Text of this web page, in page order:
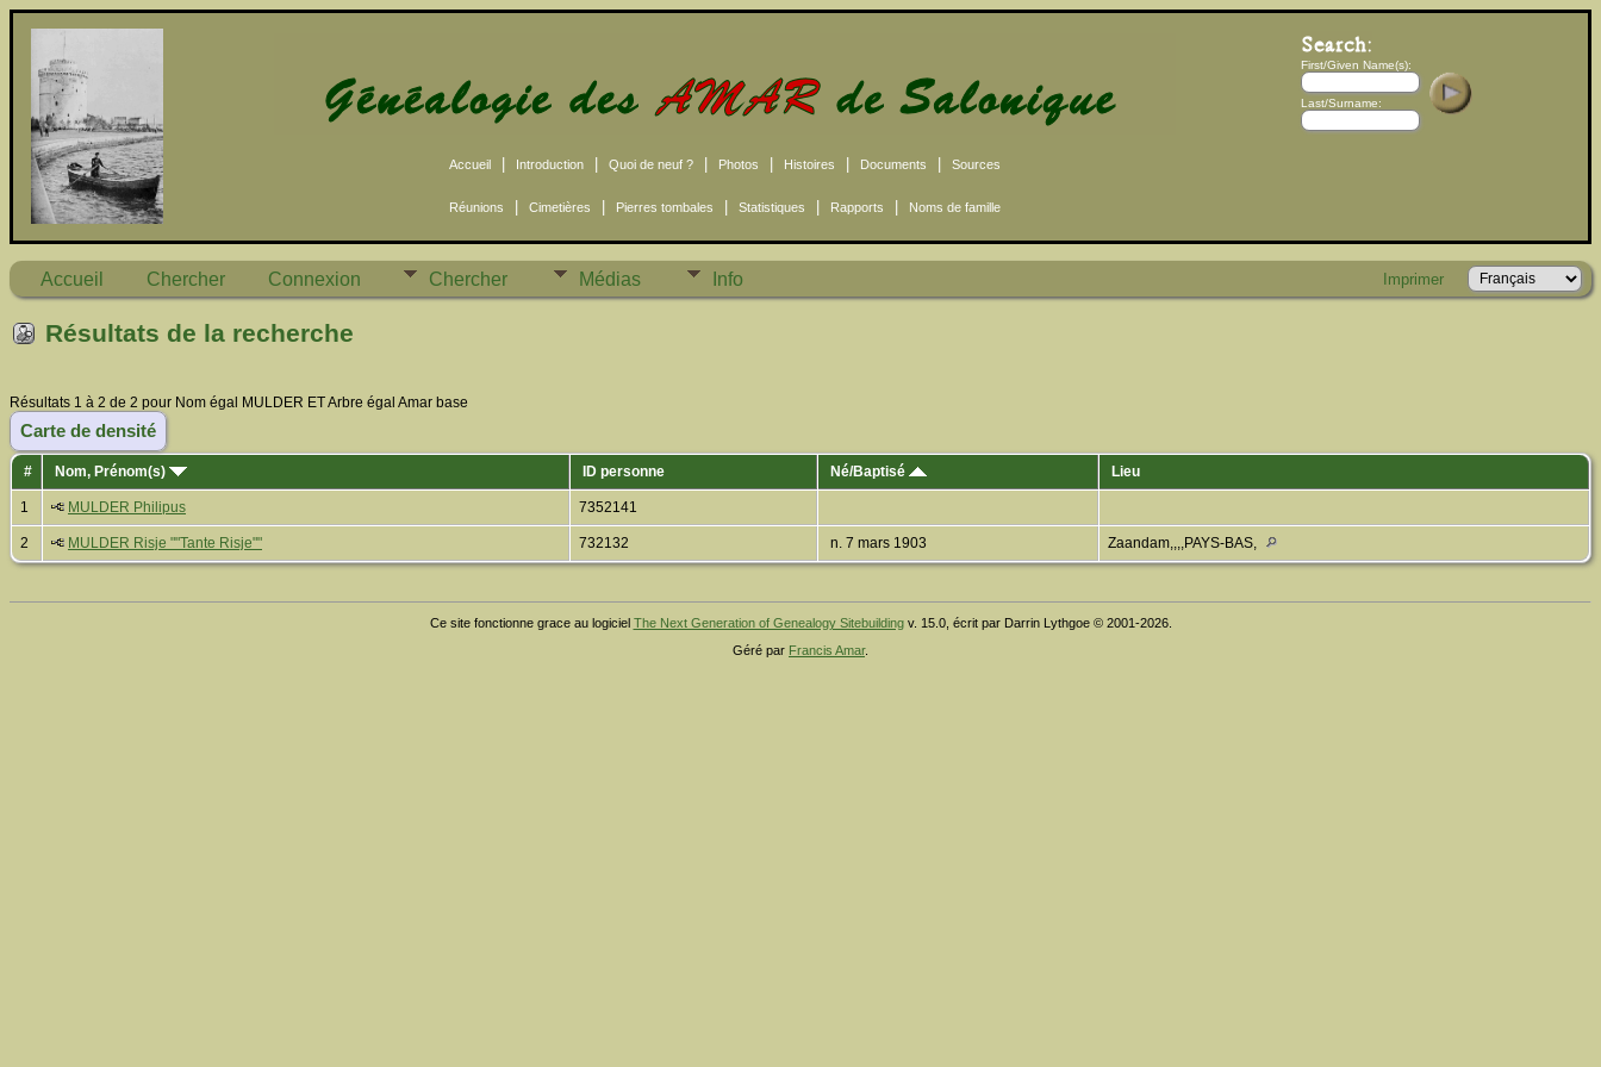
Accueil Introduction Quoi de neuf ? Photos Histoires Documents Sources
Réunions Cimetières Pierres tombales Statistiques Rapports Noms de famille
First/Given Name(s):
Last/Surname:
Accueil Chercher Connexion Chercher Médias Info Imprimer
Résultats de la recherche
Résultats 1 à 2 de 2 pour Nom égal MULDER ET Arbre égal Amar base
Carte de densité
# Nom, Prénom(s) ID personne Né/Baptisé Lieu
1 MULDER Philipus 7352141
2 MULDER Risje ""Tante Risje"" 732132 n. 7 mars 1903 Zaandam,,,,PAYS-BAS,
Ce site fonctionne grace au logiciel The Next Generation of Genealogy Sitebuildingv. 15.0, écrit par Darrin Lythgoe © 2001-2026.
Géré par Francis Amar.